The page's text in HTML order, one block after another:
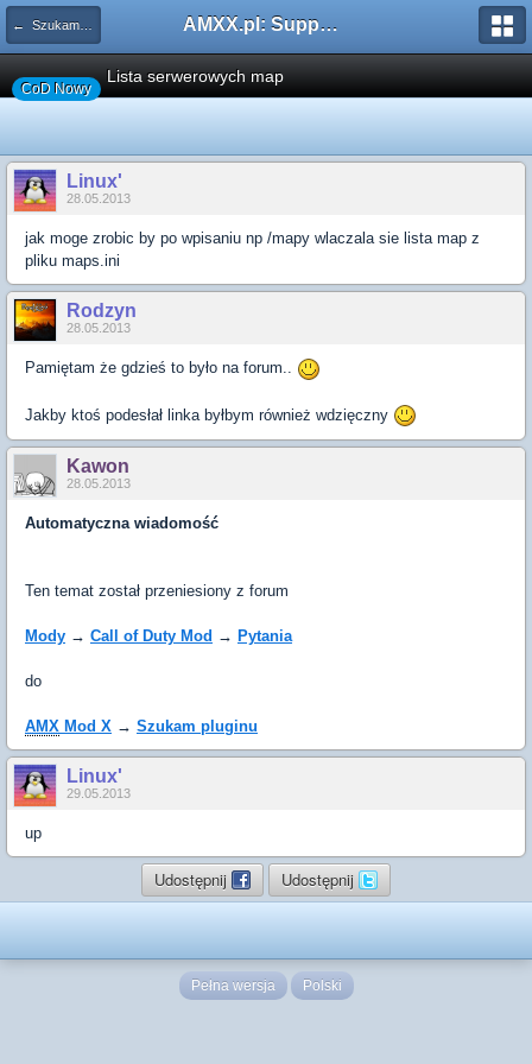
← Szukam pluginu AMXX.pl: Support AMX Mod X i SourceMod
CoD Nowy
Lista serwerowych map
Linux'
28.05.2013
jak moge zrobic by po wpisaniu np /mapy wlaczala sie lista map z
pliku maps.ini
Rodzyn
28.05.2013
Pamiętam że gdzieś to było na forum..
Jakby ktoś podesłał linka byłbym również wdzięczny
Kawon
28.05.2013
Automatyczna wiadomość
Ten temat został przeniesiony z forum
Mody → Call of Duty Mod → Pytania
do
AMX Mod X → Szukam pluginu
Linux'
29.05.2013
up
Udostępnij Udostępnij
Pełna wersja Polski